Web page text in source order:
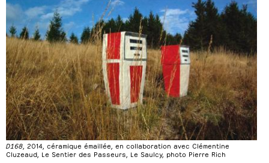
D168 , 2014, céramique émaillée, en collaboration avec Clémentine
Cluzeaud, Le Sentier des Passeurs, Le Saulcy, photo Pierre Rich